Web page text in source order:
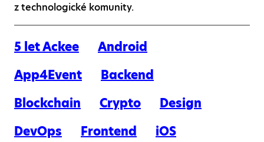
z technologické komunity.
5 let Ackee
Android
App4Event
Backend
Blockchain
Crypto
Design
DevOps
Frontend
iOS